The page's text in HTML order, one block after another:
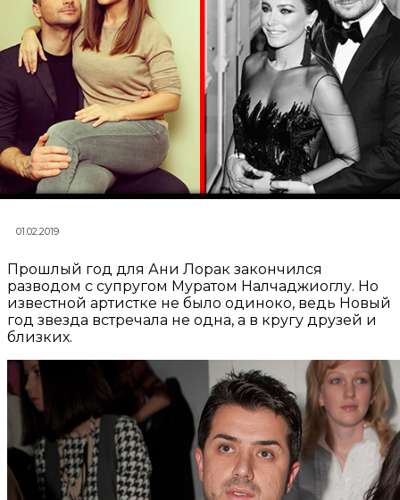
01.02.2019
Прошлый год для Ани Лорак закончился
разводом с супругом Муратом Налчаджиоглу. Но
известной артистке не было одиноко, ведь Новый
год звезда встречала не одна, а в кругу друзей и
близких.